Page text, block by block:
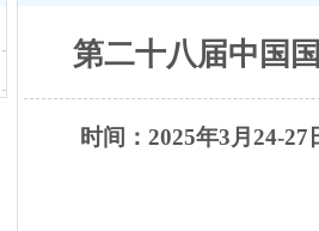
第二十八届中国
时间： 2025年3月24-